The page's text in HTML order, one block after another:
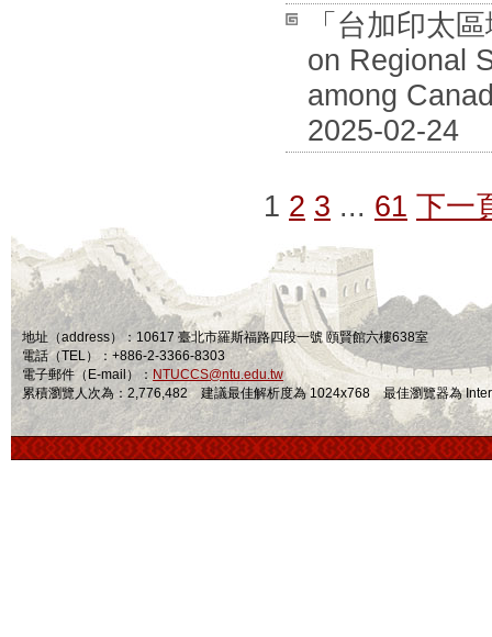
「台加印太
on Regional
among
2025-02-24
1 2 3 ... 61 下一
地址（address）：10617 臺北市羅斯福路四段一號 頤賢館六樓638室
電話（TEL）：+886-2-3366-8303
電子郵件（E-mail）： NTUCCS@ntu.edu.tw
累積瀏覽人次為：2,776,482 建議最佳解析度為 1024x768 最佳瀏覽器為